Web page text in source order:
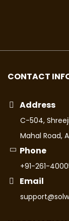
CONTACT
Address
C-504,
Mahal Road,
Phone
+91-261-
Email